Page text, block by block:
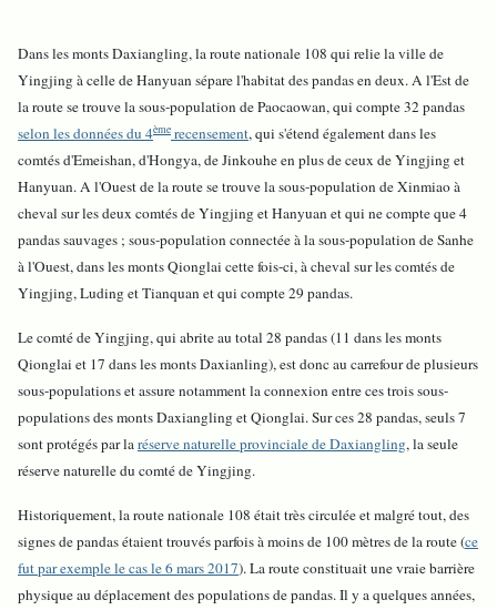
Dans les monts Daxiangling, la route nationale 108 qui relie la ville de
Yingjing à celle de Hanyuan sépare l'habitat des pandas en deux. A l'Est de
la route se trouve la sous-population de Paocaowan, qui compte 32 pandas
selon les données du 4ème recensement, qui s'étend également dans les
comtés d'Emeishan, d'Hongya, de Jinkouhe en plus de ceux de Yingjing et
Hanyuan. A l'Ouest de la route se trouve la sous-population de Xinmiao à
cheval sur les deux comtés de Yingjing et Hanyuan et qui ne compte que 4
pandas sauvages ; sous-population connectée à la sous-population de Sanhe
à l'Ouest, dans les monts Qionglai cette fois-ci, à cheval sur les comtés de
Yingjing, Luding et Tianquan et qui compte 29 pandas.
Le comté de Yingjing, qui abrite au total 28 pandas (11 dans les monts
Qionglai et 17 dans les monts Daxianling), est donc au carrefour de plusieurs
sous-populations et assure notamment la connexion entre ces trois sous-
populations des monts Daxiangling et Qionglai. Sur ces 28 pandas, seuls 7
sont protégés par laréserve naturelle provinciale de Daxiangling, la seule
réserve naturelle du comté de Yingjing.
Historiquement, la route nationale 108 était très circulée et malgré tout, des
signes de pandas étaient trouvés parfois à moins de 100 mètres de la route (ce
fut par exemple le cas le 6 mars 2017). La route constituait une vraie barrière
physique au déplacement des populations de pandas. Il y a quelques années,